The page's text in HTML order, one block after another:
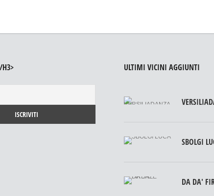
H3> ULTIMI VICINI AGGIUNTI
SBOLGI
DA DA'